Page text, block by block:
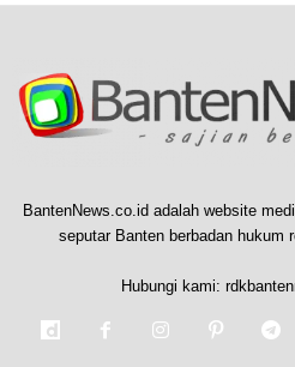
BantenNews.co.id adalah website
seputar Banten berbadan hukum
Hubungi kami: